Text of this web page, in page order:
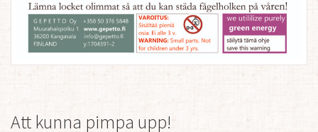
Att kunna pimpa upp!